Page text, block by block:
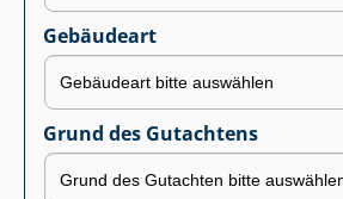
Gebäudeart
Grund des Gutachtens